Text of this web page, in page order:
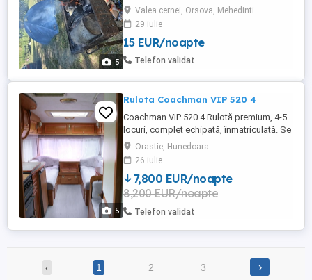
5
raului . Terenul se afla la orsova zona
valea cernei .v "off-grid" (sălbatic) Terenul
NU dispune de utilităti (nu există retea de
curent electric, apă curentă toalete sau
dusuri). Turistii trebuie să vină complet
Valea cernei, Orsova, Mehedinti
29 iulie
15 EUR/noapte
Telefon validat
5
Rulota Coachman VIP 520 4
Coachman VIP 520 4 Rulotă premium, 4-5
locuri, complet echipată, înmatriculată. Se
vinde Coachman VIP 520 4, o rulotă
britanică premium, recunoscută pentru
calitatea construcției, confortul și
fiabilitatea sa. Rulota este înmatriculată,
foarte bine întreținută, complet
funcțională și pregătită pentru ...
Orastie, Hunedoara
26 iulie
7,800 EUR/noapte
8,200 EUR/noapte
Telefon validat
‹ 1 2 3 ›